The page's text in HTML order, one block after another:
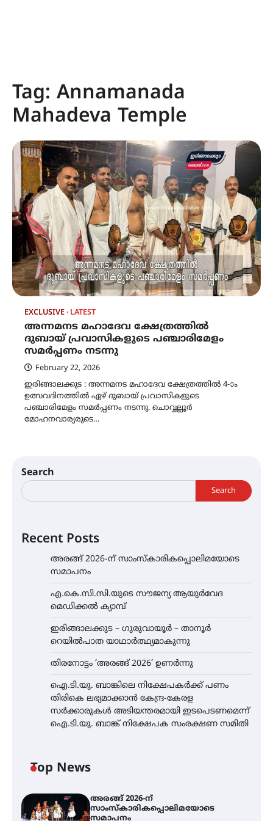
Tag: Annamanada
Mahadeva Temple
EXCLUSIVE LATEST
അന്നമനട മഹാദേവ ക്ഷേത്രത്തിൽ
ദുബായ് പ്രവാസികളുടെ പഞ്ചാരിമേളം
സമർപ്പണം നടന്നു
February 22, 2026
ഇരിങ്ങാലക്കുട : അന്നമനട മഹാദേവ ക്ഷേത്രത്തിൽ 4-ാം
ഉത്സവദിനത്തിൽ ഏഴ് ദുബായ് പ്രവാസികളുടെ
പഞ്ചാരിമേളം സമർപ്പണം നടന്നു. ചൊവ്വല്ലൂർ
മോഹനവാര്യരുടെ…
Search
Search
Recent Posts
അരങ്ങ് 2026-ന് സാംസ്കാരികപ്പൊലിമയോടെ
സമാപനം
എ.കെ.സി.സി.യുടെ സൗജന്യ ആയുർവേദ
മെഡിക്കൽ ക്യാമ്പ്
ഇരിങ്ങാലക്കുട – ഗുരുവായൂർ – താനൂർ
റെയിൽപാത യാഥാർത്ഥ്യമാകുന്നു
തിരനോട്ടം ‘അരങ്ങ് 2026’ ഉണർന്നു
ഐ.ടി.യു. ബാങ്കിലെ നിക്ഷേപകർക്ക് പണം
തിരികെ ലഭ്യമാക്കാൻ കേന്ദ്ര-കേരള
സർക്കാരുകൾ അടിയന്തരമായി ഇടപെടണമെന്ന്
ഐ.ടി.യു. ബാങ്ക് നിക്ഷേപക സംരക്ഷണ സമിതി
Top News
അരങ്ങ് 2026-ന്
സാംസ്കാരികപ്പൊലിമയോടെ
സമാപനം